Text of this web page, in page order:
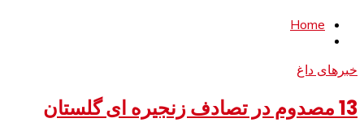
Home
خبرهای داغ
13 مصدوم در تصادف زنجیره ای گلستان